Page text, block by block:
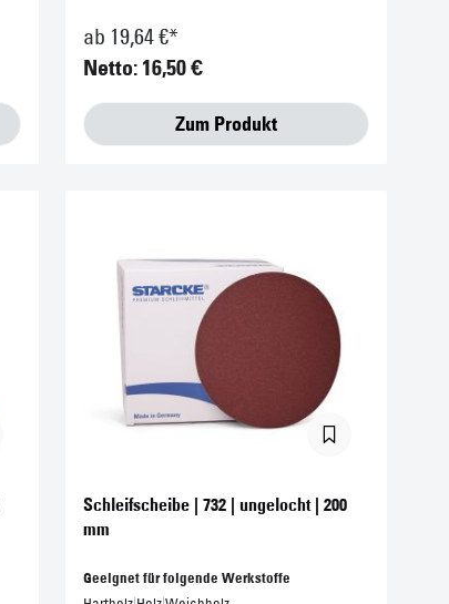
ab 19,64 €*
Netto: 16,50 €
Zum Produkt
Schleifscheibe | 732 | ungelocht | 200
mm
Geeignet für folgende Werkstoffe